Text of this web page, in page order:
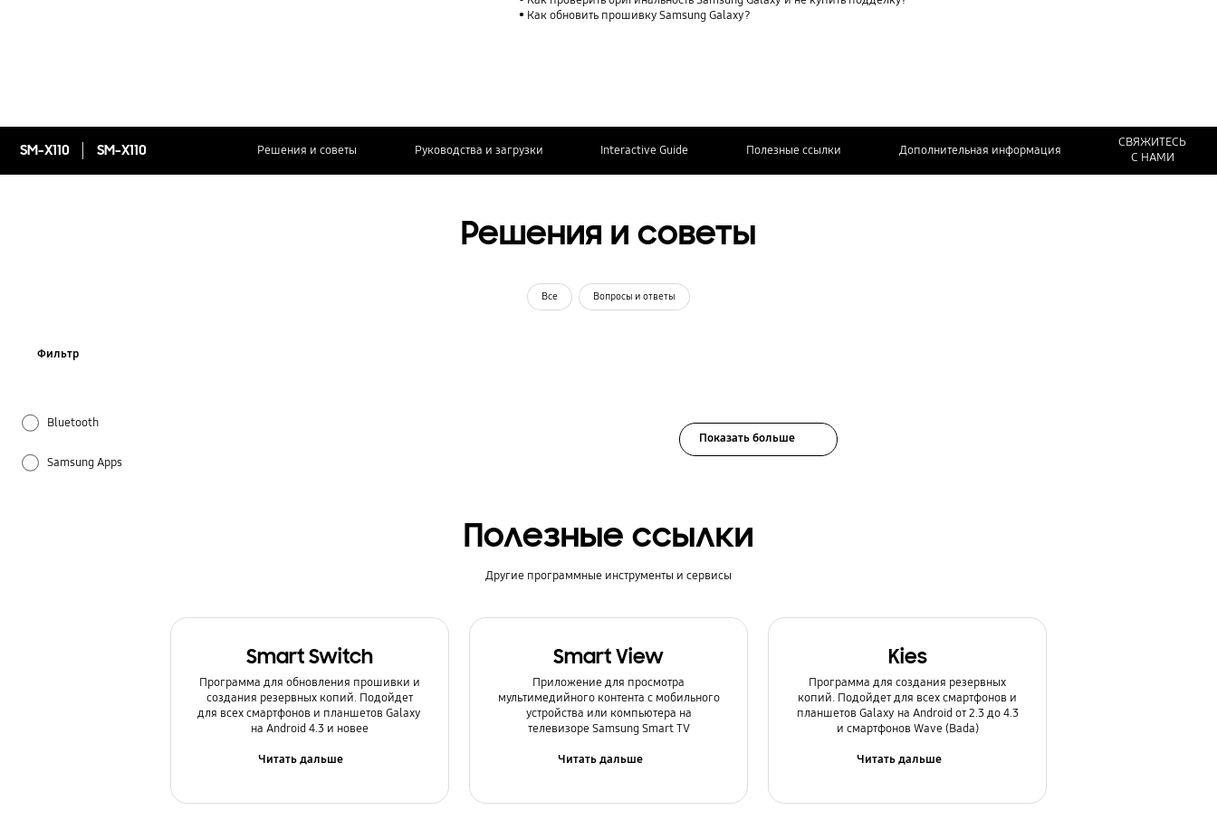
Как обновить прошивку Samsung Galaxy?
SM-X110 SM-X110 Решения и советы Руководства и загрузки Interactive Guide Полезные ссылки Дополнительная информация
СВЯЖИТЕСЬ
С НАМИ
Решения и советы
Все Вопросы и ответы
Фильтр
Bluetooth
Samsung Apps
Показать больше
Полезные ссылки
Другие программные инструменты и сервисы
Smart Switch
Программа для обновления прошивки и
создания резервных копий. Подойдет
для всех смартфонов и планшетов Galaxy
на Android 4.3 и новее
Читать дальше
Smart View
Приложение для просмотра
мультимедийного контента с мобильного
устройства или компьютера на
телевизоре Samsung Smart TV
Читать дальше
Kies
Программа для создания резервных
копий. Подойдет для всех смартфонов и
планшетов Galaxy на Android от 2.3 до 4.3
и смартфонов Wave (Bada)
Читать дальше